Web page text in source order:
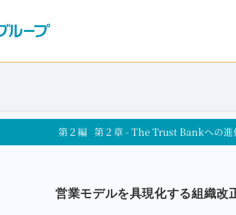
第２編 第２章 - The Trust Bankへの
営業モデルを具現化する組織改